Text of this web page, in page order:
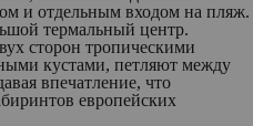
и отдельным входом на пляж.
термальный центр.
сторон тропическими
кустами, петляют между
впечатление, что
европейских